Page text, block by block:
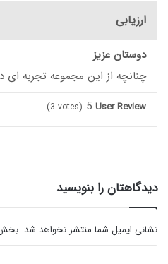
ارزیابی
دوستان عزیز
چنانچه از این مجموعه تجربه ای
User Review
5
(3 votes)
دیدگاهتان را بنویسید
نشانی ایمیل شما منتشر نخواهد شد.